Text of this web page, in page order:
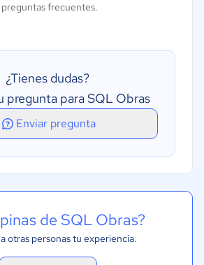
preguntas frecuentes.
¿Tienes dudas?
pregunta para SQL Obras
Enviar pregunta
de SQL Obras?
otras personas tu experiencia.